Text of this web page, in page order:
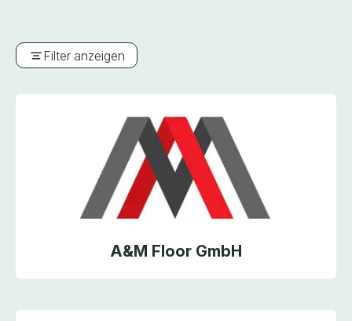
Filter anzeigen
A&M Floor GmbH